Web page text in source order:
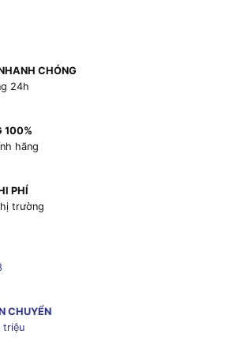
CHÓNG
24h
100%
hãng
PHÍ
trường
CHUYỂN
triệu